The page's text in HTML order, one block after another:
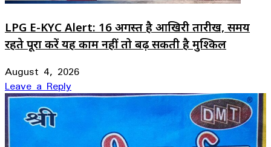
LPG E-KYC Alert: 16 अगस्त है आखिरी तारीख, समय
रहते पूरा करें यह काम नहीं तो बढ़ सकती है मुश्किल
August 4, 2026
Leave a Reply